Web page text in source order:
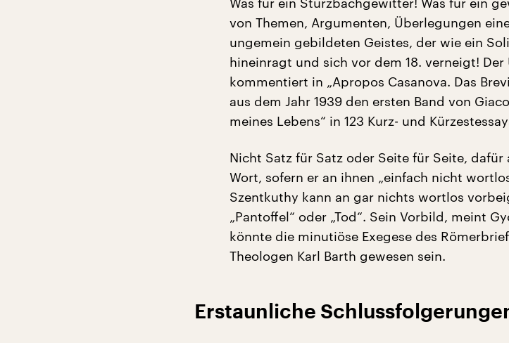
von Themen, Argumenten, Überlegungen
ungemein gebildeten Geistes, der wie ein
hineinragt und sich vor dem 18. verneigt!
kommentiert in „Apropos Casanova. Das
aus dem Jahr 1939 den ersten Band von
meines Lebens“ in 123 Kurz- und
Nicht Satz für Satz oder Seite für Seite,
Wort, sofern er an ihnen „einfach nicht
Szentkuthy kann an gar nichts wortlos
„Pantoffel“ oder „Tod“. Sein Vorbild, meint
könnte die minutiöse Exegese des
Theologen Karl Barth gewesen sein.
Erstaunliche